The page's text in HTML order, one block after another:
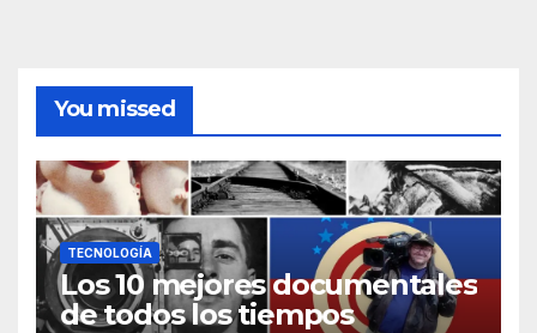
You missed
TECNOLOGÍA
Los 10 mejores documentales
de todos los tiempos